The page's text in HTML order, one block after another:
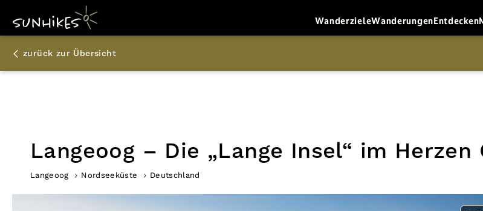
WanderzieleWanderungenEntdecken
zurück zur Übersicht
Langeoog – Die „Lange Insel“ im
Langeoog Nordseeküste Deutschland